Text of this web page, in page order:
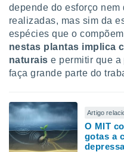
depende do esforço
realizadas, mas sim da
espécies que o
nestas plantas implica
naturais e permitir que
faça grande parte do
Artigo
O MIT
gotas a